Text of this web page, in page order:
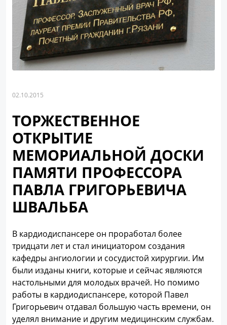
02.10.2015
ТОРЖЕСТВЕННОЕ
ОТКРЫТИЕ
МЕМОРИАЛЬНОЙ ДОСКИ
ПАМЯТИ ПРОФЕССОРА
ПАВЛА ГРИГОРЬЕВИЧА
ШВАЛЬБА
В кардиодиспансере он проработал более
тридцати лет и стал инициатором создания
кафедры ангиологии и сосудистой хирургии. Им
были изданы книги, которые и сейчас являются
настольными для молодых врачей. Но помимо
работы в кардиодиспансере, которой Павел
Григорьевич отдавал большую часть времени, он
уделял внимание и другим медицинским службам.